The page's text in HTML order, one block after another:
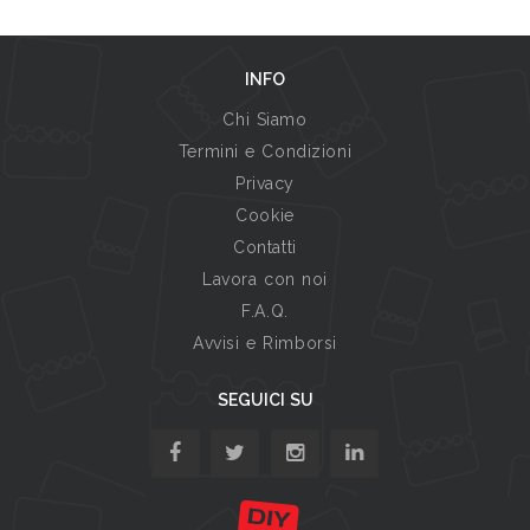
INFO
Chi Siamo
Termini e Condizioni
Privacy
Cookie
Contatti
Lavora con noi
F.A.Q.
Avvisi e Rimborsi
SEGUICI SU